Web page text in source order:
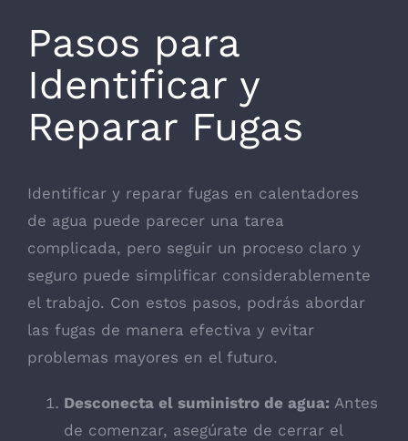
Pasos para
Identificar y
Reparar Fugas
Identificar y reparar fugas en calentadores
de agua puede parecer una tarea
complicada, pero seguir un proceso claro y
seguro puede simplificar considerablemente
el trabajo. Con estos pasos, podrás abordar
las fugas de manera efectiva y evitar
problemas mayores en el futuro.
Desconecta el suministro de agua: Antes
de comenzar, asegúrate de cerrar el